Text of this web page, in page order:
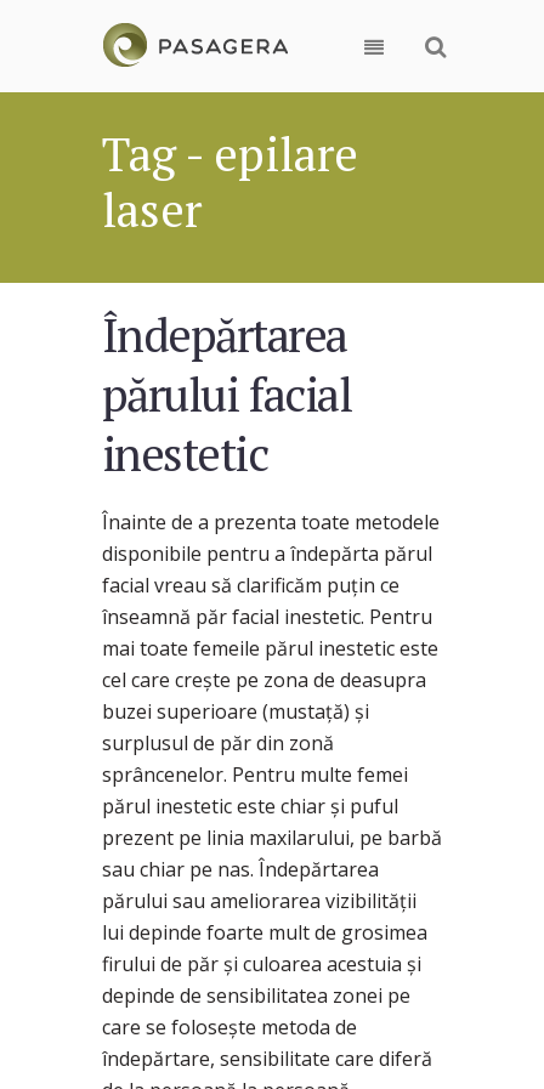
Tag - epilare
laser
Îndepărtarea
părului facial
inestetic
Înainte de a prezenta toate metodele
disponibile pentru a îndepărta părul
facial vreau să clarificăm puțin ce
înseamnă păr facial inestetic. Pentru
mai toate femeile părul inestetic este
cel care crește pe zona de deasupra
buzei superioare (mustață) și
surplusul de păr din zonă
sprâncenelor. Pentru multe femei
părul inestetic este chiar și puful
prezent pe linia maxilarului, pe barbă
sau chiar pe nas. Îndepărtarea
părului sau ameliorarea vizibilității
lui depinde foarte mult de grosimea
firului de păr și culoarea acestuia și
depinde de sensibilitatea zonei pe
care se folosește metoda de
îndepărtare, sensibilitate care diferă